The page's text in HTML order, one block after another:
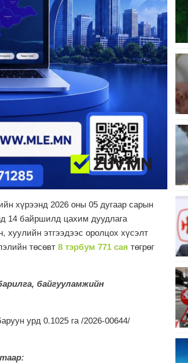
хүрээнд 2026 оны 05 дугаар сарын
14 байршилд цахим дуудлага
хуулийн этгээдээс оролцох хүсэлт
төсөвт 8 тэрбум 771 сая төгрөг
байгууламжийн
урд 0.1025 га /2026-00644/